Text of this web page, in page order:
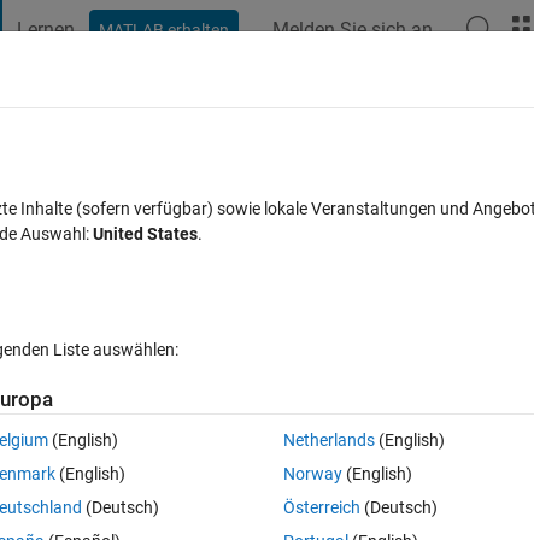
Lernen MATLAB erhalten Melden Sie sich an
0 Stimmen
pp is open and close it at the beginning of  the script.
write to powerpoint with same name.
Inhalte (sofern verfügbar) sowie lokale Veranstaltungen und
Auswahl:United States.
Liste auswählen:
(English)
(English)
(Deutsch)
Netherlands(English)
Norway(English)
Österreich (Deutsch)